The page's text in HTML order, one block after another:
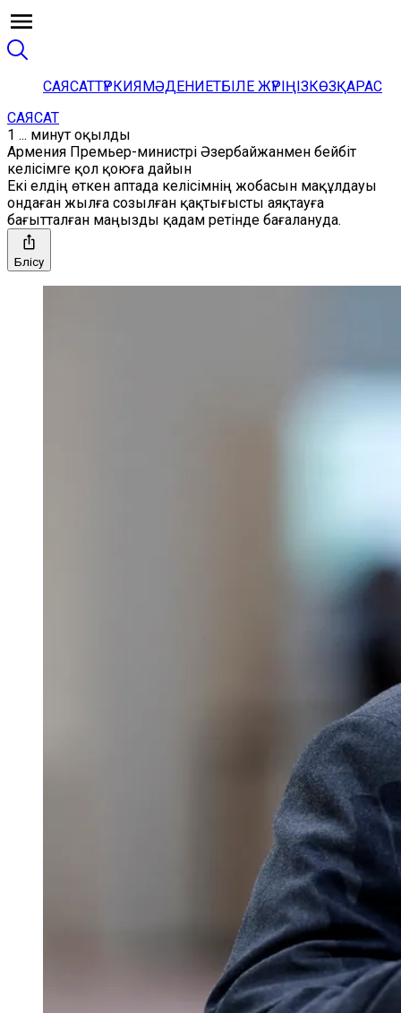
САЯСАТТҮРКИЯМӘДЕНИЕТБІЛЕ ЖҮРІҢІЗКӨЗҚАРАС
САЯСАТ
1 ... минут оқылды
Армения Премьер-министрі Әзербайжанмен бейбіт
келісімге қол қоюға дайын
Екі елдің өткен аптада келісімнің жобасын мақұлдауы
ондаған жылға созылған қақтығысты аяқтауға
бағытталған маңызды қадам ретінде бағалануда.
Бөлісу